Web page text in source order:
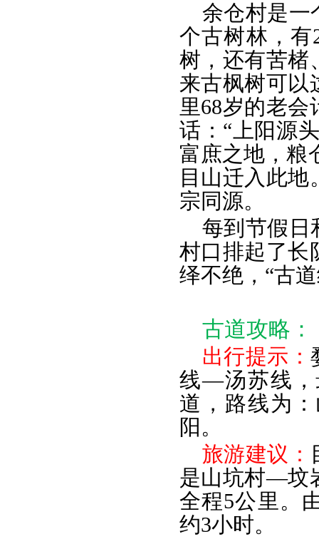
余仓村是一
个古树林，有
树，还有苦楮
来古枫树可以
里68岁的老
话：“上阳源
富庶之地，粮
目山迁入此
宗同源。
每到节假日
村口排起了长
绎不绝，“古
古道攻略：
出行提示：
线—汤苏线，
道，路线为
阳。
旅游建议：
是山坑村—坟
全程5公里。
约3小时。